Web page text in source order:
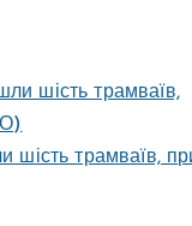
шість трамваїв,